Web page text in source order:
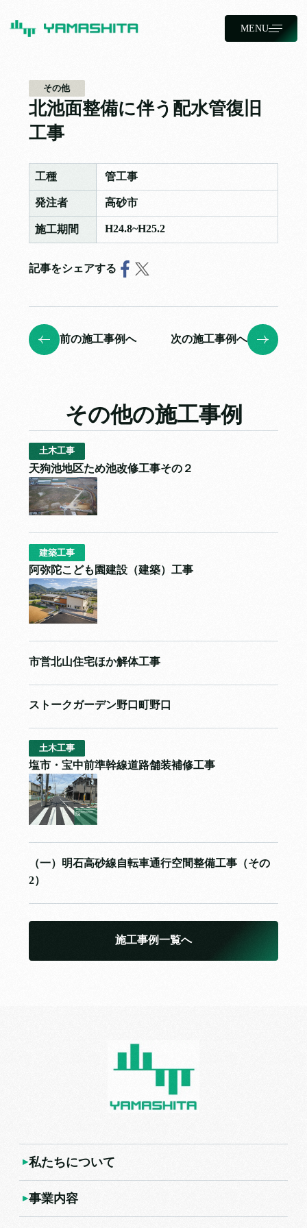
MENU
その他
北池面整備に伴う配水管復旧
工事
工種 管工事
発注者 高砂市
施工期間 H24.8~H25.2
記事をシェアする
前の施工事例へ 次の施工事例へ
その他の施工事例
土木工事
天狗池地区ため池改修工事その２
建築工事
阿弥陀こども園建設（建築）工事
市営北山住宅ほか解体工事
ストークガーデン野口町野口
土木工事
塩市・宝中前準幹線道路舗装補修工事
（一）明石高砂線自転車通行空間整備工事（その
2）
施工事例一覧へ
私たちについて
事業内容